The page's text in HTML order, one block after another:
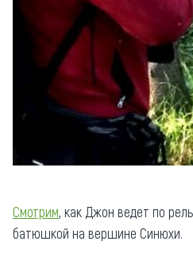
Смотрим, как Джон ведет по
батюшкой на вершине Синюхи.